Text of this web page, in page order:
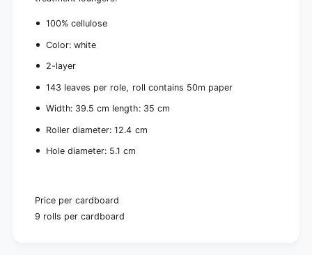
r
(
9
o
l
s
)
b
a
r
(
o
e
s
100% cellulose
Color: white
2-layer
143 leaves per role, roll contains 50m paper
Width: 39.5 cm length: 35 cm
Roller diameter: 12.4 cm
Hole diameter: 5.1 cm
Price per cardboard
9 rolls per cardboard